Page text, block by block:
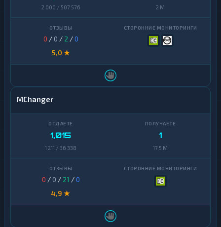
2 000 / 507 576 2 M
0 / 0 / 2 /0
5,0 ★
MChanger
1,015
1 211 / 36 338
1
17,5 M
0 / 0 / 21 /0
4,9 ★